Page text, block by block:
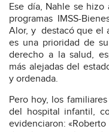
Ese día, Nahle se
programas IMSS-
Alor, y destacó que el
es una prioridad de
derecho a la salud,
más alejadas del
y ordenada.
Pero hoy, los
del hospital infantil,
evidenciaron: